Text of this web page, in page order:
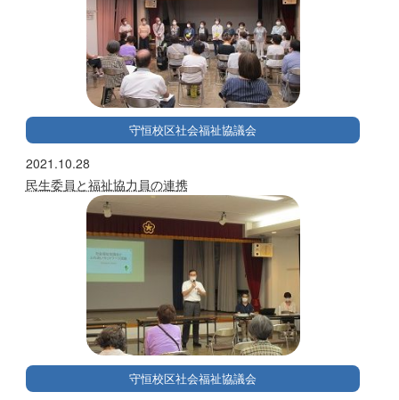
守恒校区社会福祉協議会
2021.10.28
民生委員と福祉協力員の連携
守恒校区社会福祉協議会